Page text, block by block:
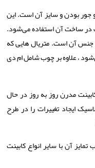
بودن و سایز آن است. این
ساخت آن استفاده می‌شود.
آن است. متریال هایی که
، علاوه بر چوب شامل ام دی
مدرن روز به روز در حال
ایجاد تغییرات را در طرح
آن با سایر انواع کابینت